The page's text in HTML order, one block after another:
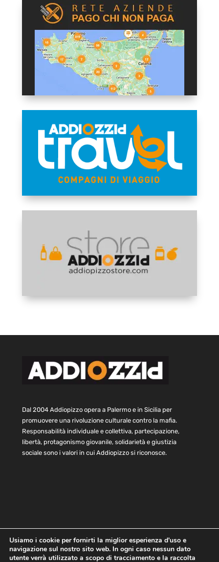
Dal 2004 Addiopizzo opera a Palermo e in Sicilia per
promuovere una rivoluzione culturale contro la mafia.
Responsabilità individuale e collettiva, partecipazione,
libertà, protagonismo giovanile, solidarietà e giustizia
sociale sono i valori in cui Addiopizzo si riconosce.
Home Statuto e bilancio
Contatti
Usiamo i cookie per fornirti la miglior esperienza d'uso e
navigazione sul nostro sito web. In ogni caso nessun dato
utente verrà utilizzato a scopo di tracciamento e la raccolta